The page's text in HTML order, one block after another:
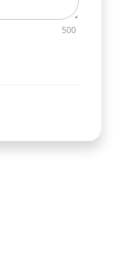
500